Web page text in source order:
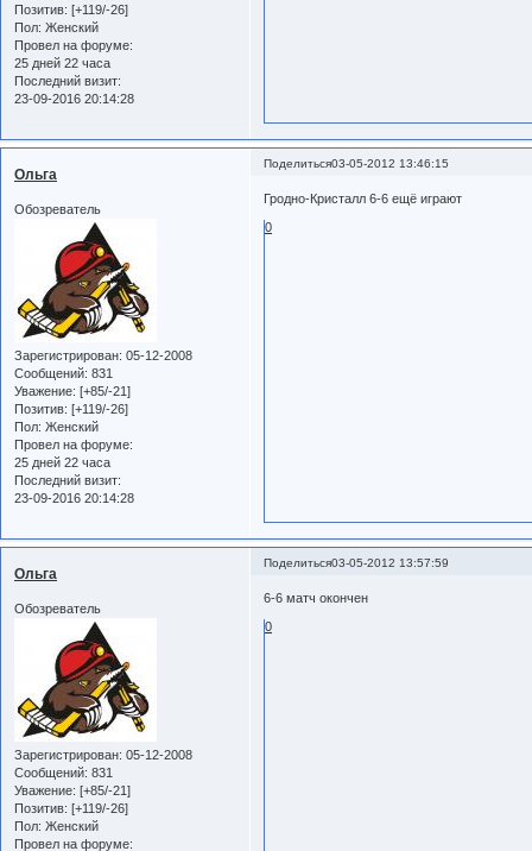
Позитив: [+119/-26]
Пол: Женский
Провел на форуме:
25 дней 22 часа
Последний визит:
23-09-2016 20:14:28
Поделиться03-05-2012 13:46:15
Ольга
Обозреватель
Зарегистрирован: 05-12-2008
Сообщений: 831
Уважение: [+85/-21]
Позитив: [+119/-26]
Пол: Женский
Провел на форуме:
25 дней 22 часа
Последний визит:
23-09-2016 20:14:28
Гродно-Кристалл 6-6 ещё играют
0
Поделиться03-05-2012 13:57:59
Ольга
Обозреватель
Зарегистрирован: 05-12-2008
Сообщений: 831
Уважение: [+85/-21]
Позитив: [+119/-26]
Пол: Женский
Провел на форуме:
6-6 матч окончен
0